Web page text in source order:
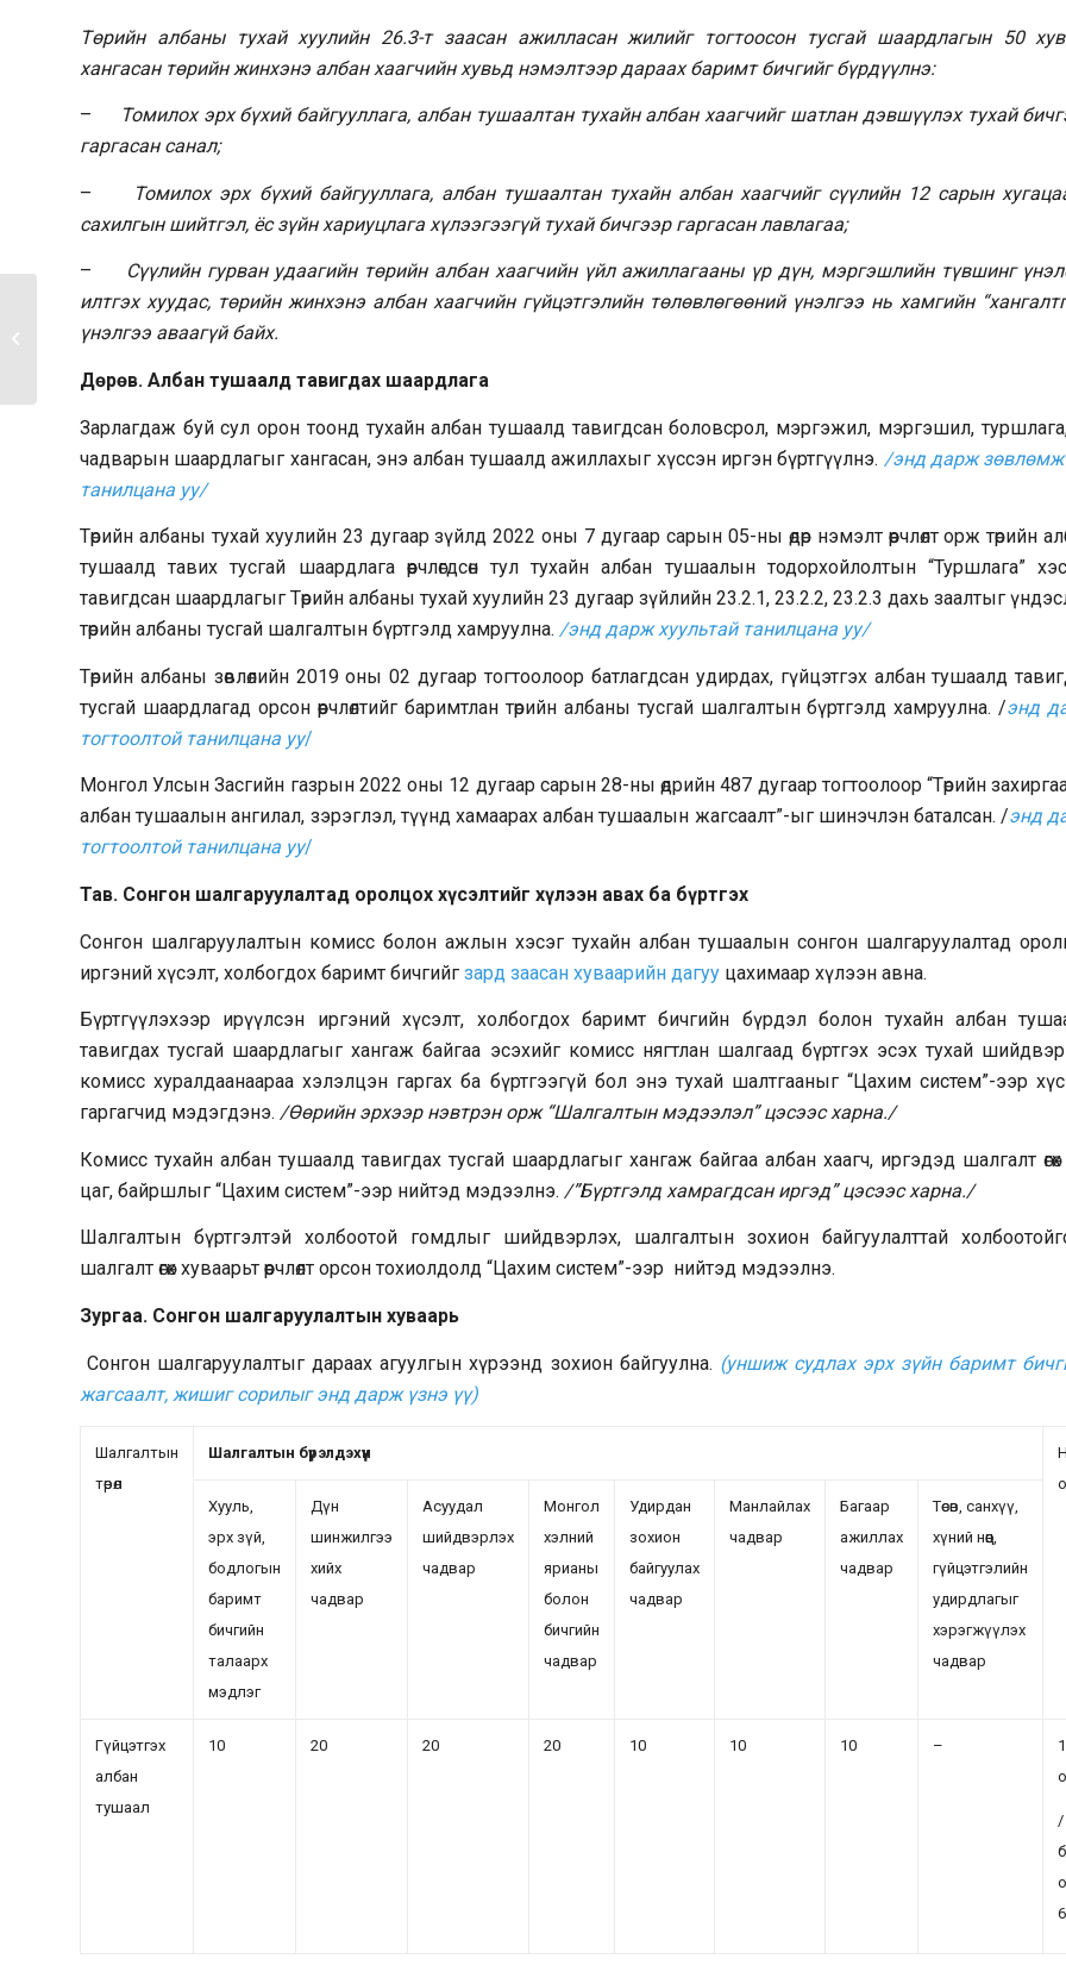
Төрийн албаны тухай хуулийн 26.3-т заасан ажилласан жилийг тогтоосон тусгай шаардлагын 50
хангасан төрийн жинхэнэ албан хаагчийн хувьд нэмэлтээр дараах баримт бичгийг бүрдүүлнэ:
–
Томилох эрх бүхий байгууллага, албан тушаалтан тухайн албан хаагчийг шатлан дэвшүүлэх тухай
гаргасан санал;
–
Томилох эрх бүхий байгууллага, албан тушаалтан тухайн албан хаагчийг сүүлийн 12 сарын
сахилгын шийтгэл, ёс зүйн хариуцлага хүлээгээгүй тухай бичгээр гаргасан лавлагаа;
–
Сүүлийн гурван удаагийн төрийн албан хаагчийн үйл ажиллагааны үр дүн, мэргэшлийн түвшинг
илтгэх хуудас, төрийн жинхэнэ албан хаагчийн гүйцэтгэлийн төлөвлөгөөний үнэлгээ нь хамгийн
үнэлгээ аваагүй байх.
Дөрөв. Албан тушаалд тавигдах шаардлага
Зарлагдаж буй сул орон тоонд тухайн албан тушаалд тавигдсан боловсрол, мэргэжил, мэргэшил,
чадварын шаардлагыг хангасан, энэ албан тушаалд ажиллахыг хүссэн иргэн бүртгүүлнэ. /энд дарж
танилцана уу/
Төрийн албаны тухай хуулийн 23 дугаар зүйлд 2022 оны 7 дугаар сарын 05-ны өдөр нэмэлт өөрчлөлт орж төрийн
тушаалд тавих тусгай шаардлага өөрчлөгдсөн тул тухайн албан тушаалын тодорхойлолтын “Туршлага”
тавигдсан шаардлагыг Төрийн албаны тухай хуулийн 23 дугаар зүйлийн 23.2.1, 23.2.2, 23.2.3 дахь заалтыг
төрийн албаны тусгай шалгалтын бүртгэлд хамруулна. /энд дарж хуультай танилцана уу/
Төрийн албаны зөвлөлийн 2019 оны 02 дугаар тогтоолоор батлагдсан удирдах, гүйцэтгэх албан тушаалд
тусгай шаардлагад орсон өөрчлөлтийг баримтлан төрийн албаны тусгай шалгалтын бүртгэлд хамруулна. /энд
тогтоолтой танилцана уу/
Монгол Улсын Засгийн газрын 2022 оны 12 дугаар сарын 28-ны өдрийн 487 дугаар тогтоолоор “Төрийн
албан тушаалын ангилал, зэрэглэл, түүнд хамаарах албан тушаалын жагсаалт”-ыг шинэчлэн баталсан. /энд
тогтоолтой танилцана уу/
Тав. Сонгон шалгаруулалтад оролцох хүсэлтийг хүлээн авах ба бүртгэх
Сонгон шалгаруулалтын комисс болон ажлын хэсэг тухайн албан тушаалын сонгон шалгаруулалтад
иргэний хүсэлт, холбогдох баримт бичгийг зард заасан хуваарийн дагуу цахимаар хүлээн авна.
Бүртгүүлэхээр ирүүлсэн иргэний хүсэлт, холбогдох баримт бичгийн бүрдэл болон тухайн албан
тавигдах тусгай шаардлагыг хангаж байгаа эсэхийг комисс нягтлан шалгаад бүртгэх эсэх тухай
комисс хуралдаанаараа хэлэлцэн гаргах ба бүртгээгүй бол энэ тухай шалтгааныг “Цахим систем”-ээр
гаргагчид мэдэгдэнэ. /Өөрийн эрхээр нэвтрэн орж “Шалгалтын мэдээлэл” цэсээс харна./
Комисс тухайн албан тушаалд тавигдах тусгай шаардлагыг хангаж байгаа албан хаагч, иргэдэд шалгалт өгөх
цаг, байршлыг “Цахим систем”-ээр нийтэд мэдээлнэ. /”Бүртгэлд хамрагдсан иргэд” цэсээс харна./
Шалгалтын бүртгэлтэй холбоотой гомдлыг шийдвэрлэх, шалгалтын зохион байгуулалттай
шалгалт өгөх хуваарьт өөрчлөлт орсон тохиолдолд “Цахим систем”-ээр нийтэд мэдээлнэ.
Зургаа. Сонгон шалгаруулалтын хуваарь
Сонгон шалгаруулалтыг дараах агуулгын хүрээнд зохион байгуулна. (уншиж судлах эрх зүйн баримт
жагсаалт, жишиг сорилыг энд дарж үзнэ үү)
Шалгалтын
төрөл
Шалгалтын бүрэлдэхүүн
Хууль,
эрх зүй,
бодлогын
баримт
бичгийн
талаарх
мэдлэг
Дүн
шинжилгээ
хийх
чадвар
Асуудал
шийдвэрлэх
чадвар
Монгол
хэлний
ярианы
болон
бичгийн
чадвар
Удирдан
зохион
байгуулах
чадвар
Манлайлах
чадвар
Багаар
ажиллах
чадвар
Төсөв, санхүү,
хүний нөөц,
гүйцэтгэлийн
удирдлагыг
хэрэгжүүлэх
чадвар
Гүйцэтгэх
албан
тушаал
10 20 20 20 10 10 10 –
/
Сонгон шалгаруулалт /2025.06.04/